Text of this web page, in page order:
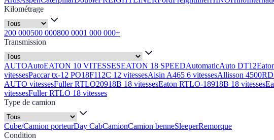
Kilométrage
200 000500 000800 0001 000 000+
Transmission
AUTOAutoEATON 10 VITESSESEATON 18 SPEEDAutomaticAuto DT12
vitessesPaccar tx-12 PO18F112C 12 vitessesAisin A465 6 vitessesAllisson
AUTO vitessesFuller RTLO20918B 18 vitessesEaton RTLO-18918B 18 vitesses
vitessesFuller RTLO 18 vitesses
Type de camion
Cube/Camion porteurDay CabCamionCamion benneSleeperRemorque
Condition